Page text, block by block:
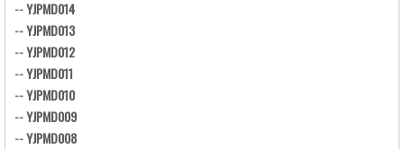
--YJPMD014
--YJPMD013
--YJPMD012
--YJPMD011
--YJPMD010
--YJPMD009
--YJPMD008